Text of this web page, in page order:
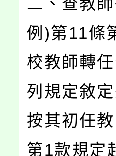
二、查教
例)第11條
校教師轉
列規定敘
按其初任
第1款規定